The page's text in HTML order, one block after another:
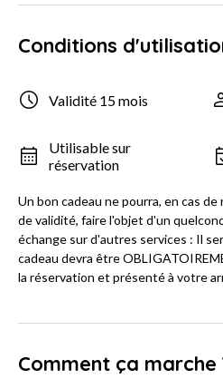
Conditions
Validité 15 mois
Utilisable sur
réservation
Un bon cadeau ne pourra, en cas
de validité, faire l'objet d'un
échange sur d'autres services : Il
cadeau devra être
la réservation et présenté à votre
Comment ça marche